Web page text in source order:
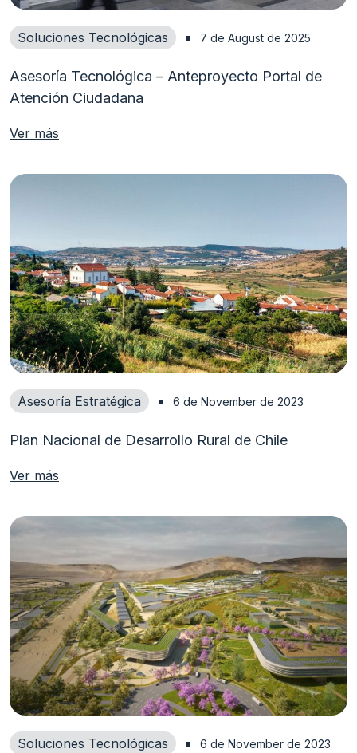
Soluciones Tecnológicas 7 de August de 2025
Asesoría Tecnológica – Anteproyecto Portal de
Atención Ciudadana
Ver más
Asesoría Estratégica 6 de November de 2023
Plan Nacional de Desarrollo Rural de Chile
Ver más
Soluciones Tecnológicas 6 de November de 2023